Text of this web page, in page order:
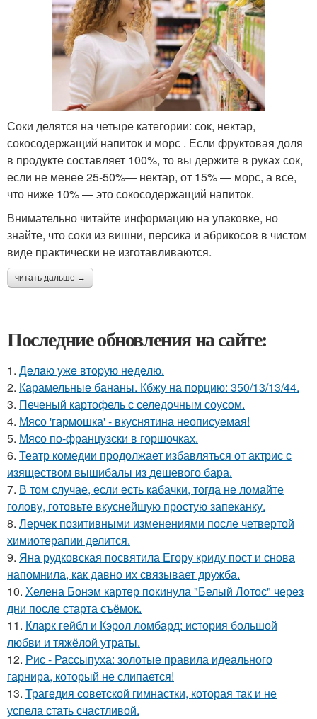
Соки делятся на четыре категории: сок, нектар,
сокосодержащий напиток и морс . Если фруктовая доля
в продукте составляет 100%, то вы держите в руках сок,
если не менее 25-50%— нектар, от 15% — морс, а все,
что ниже 10% — это сокосодержащий напиток.
Внимательно читайте информацию на упаковке, но
знайте, что соки из вишни, персика и абрикосов в чистом
виде практически не изготавливаются.
читать дальше →
Последние обновления на сайте:
1. Дeлaю yжe втopую нeдeлю.
2. Карамельные бананы. Кбжу на порцию: 350/13/13/44.
3. Печеный картофель с селедочным соусом.
4. Мясо 'гармошка' - вкуснятина неописуемая!
5. Мясо по-французски в горшочках.
6. Театр комедии продолжает избавляться от актрис с
изяществом вышибалы из дешевого бара.
7. В том случае, если есть кабачки, тогда не ломайте
голову, готовьте вкуснейшую простую запеканку.
8. Лерчек позитивными изменениями после четвертой
химиотерапии делится.
9. Яна рудковская посвятила Егору криду пост и снова
напомнила, как давно их связывает дружба.
10. Хелена Бонэм картер покинула "Белый Лотос" через
дни после старта съёмок.
11. Кларк гейбл и Кэрол ломбард: история большой
любви и тяжёлой утраты.
12. Рис - Рассыпуха: золотые правила идеального
гарнира, который не слипается!
13. Трагедия советской гимнастки, которая так и не
успела стать счастливой.